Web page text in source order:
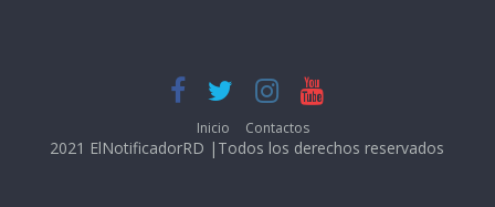
Inicio Contactos
2021 ElNotificadorRD |Todos los derechos reservados